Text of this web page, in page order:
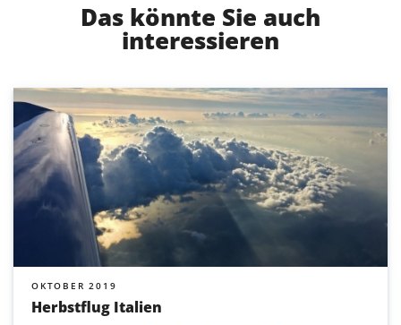
Das könnte Sie auch
interessieren
OKTOBER 2019
Herbstflug Italien